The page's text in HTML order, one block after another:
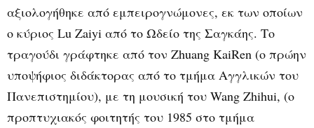
αξιολογήθηκε από εμπειρογνώμονες, εκ των οποίων
ο κύριος Lu Zaiyi από το Ωδείο της Σαγκάης. Το
τραγούδι γράφτηκε από τον Zhuang KaiRen (ο πρώην
υποψήφιος διδάκτορας από το τμήμα Αγγλικών του
Πανεπιστημίου), με τη μουσική του Wang Zhihui, (ο
προπτυχιακός φοιτητής του 1985 στο τμήμα